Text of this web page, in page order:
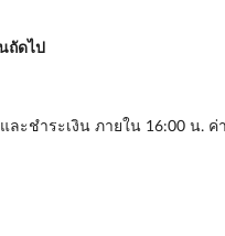
ถัดไป
ละชำระเงิน ภายใน 16:00 น.